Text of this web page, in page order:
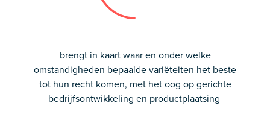
brengt in kaart waar en onder welke
omstandigheden bepaalde variëteiten het beste
tot hun recht komen, met het oog op gerichte
bedrijfsontwikkeling en productplaatsing